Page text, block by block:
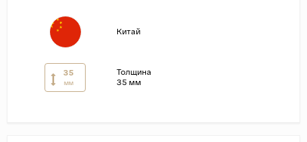
Китай
35
мм
Толщина
35 мм